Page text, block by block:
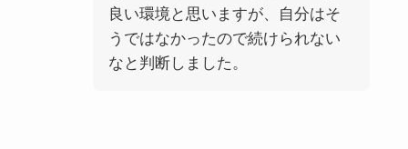
良い環境と思いますが、自分はそ
うではなかったので続けられない
なと判断しました。